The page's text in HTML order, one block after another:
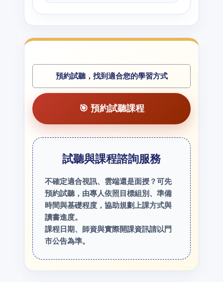
預約試聽，找到適合您的學習方式
🎯 預約試聽課程
試聽與課程諮詢服務
不確定適合視訊、雲端還是面授？可先
預約試聽，由專人依照目標組別、準備
時間與基礎程度，協助規劃上課方式與
讀書進度。
課程日期、師資與實際開課資訊請以門
市公告為準。